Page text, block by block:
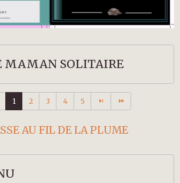
MAMAN SOLITAIRE
1 2 3 4 5